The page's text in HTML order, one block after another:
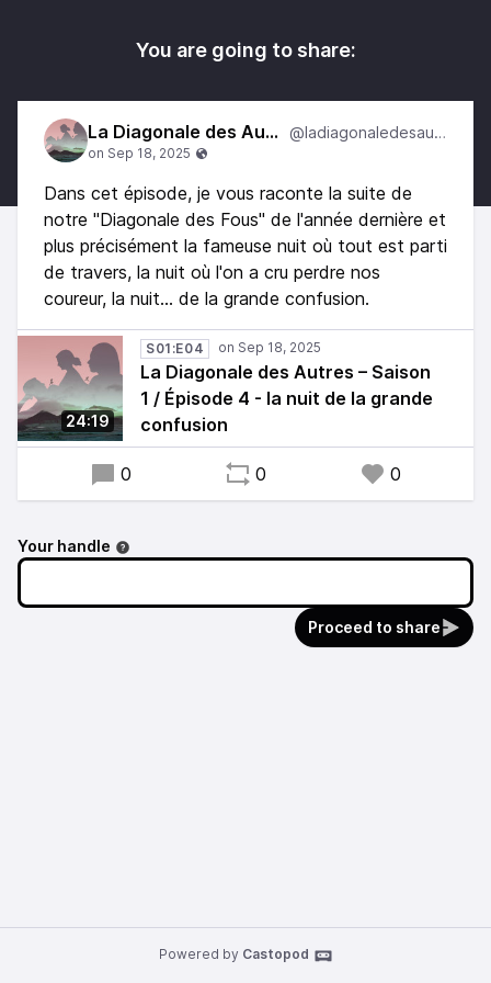
You are going to share:
La Diagonale des Autres @ladiagonaledesautres
Dans cet épisode, je vous raconte la suite de
notre "Diagonale des Fous" de l'année dernière et
plus précisément la fameuse nuit où tout est parti
de travers, la nuit où l'on a cru perdre nos
coureur, la nuit... de la grande confusion.
24:19
S01:E04
La Diagonale des Autres – Saison
1 / Épisode 4 - la nuit de la grande
confusion
0 0 0
Your handle
Proceed to share
Powered by Castopod